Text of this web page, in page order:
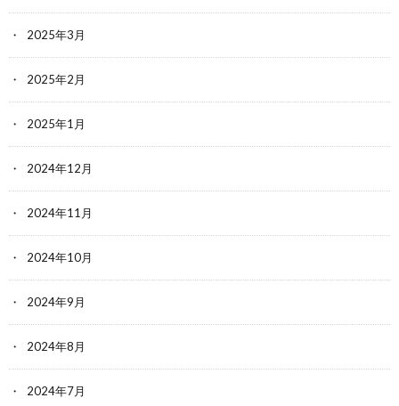
2025年3月
2025年2月
2025年1月
2024年12月
2024年11月
2024年10月
2024年9月
2024年8月
2024年7月